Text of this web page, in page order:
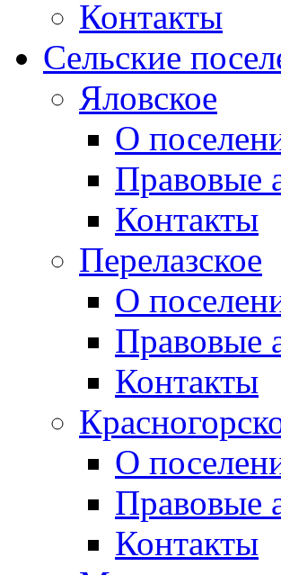
Контакты
Сельские
Яловское
О
Правовые
Контакты
Перелазское
О
Правовые
Контакты
О
Правовые
Контакты